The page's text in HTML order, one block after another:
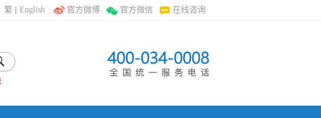
繁 |English 官方微博 官方微信 在线咨询